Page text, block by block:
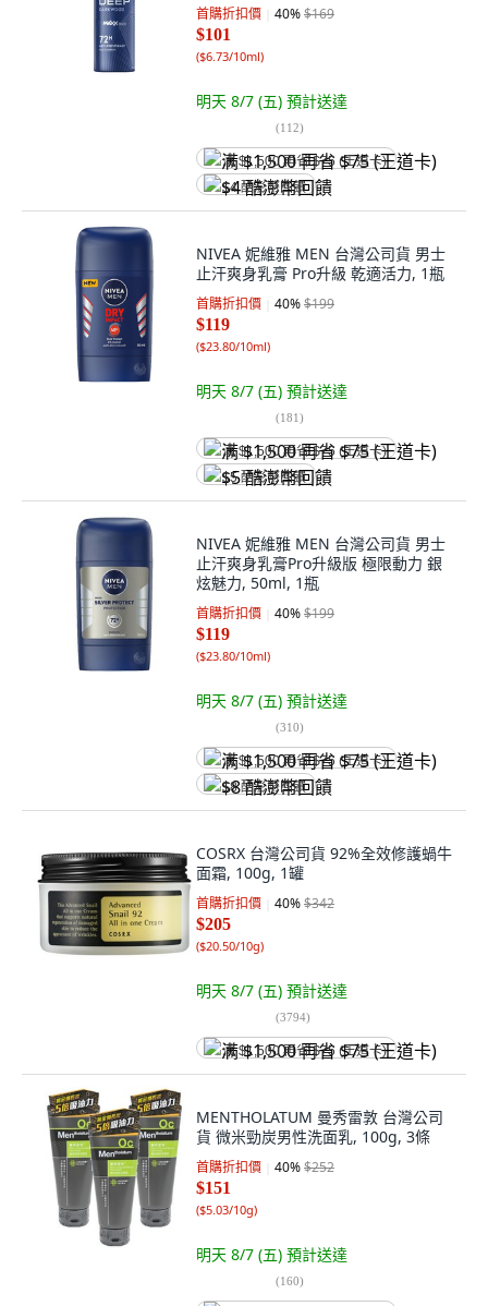
首購折扣價 40%$169
$101
($6.73/10ml)
明天 8/7 (五) 預計送達
(112)
满 $1,500 再省 $75 (王道卡)
$4 酷澎幣回饋
NIVEA 妮維雅 MEN 台灣公司貨 男士
止汗爽身乳膏 Pro升級 乾適活力, 1瓶
首購折扣價 40%$199
$119
($23.80/10ml)
明天 8/7 (五) 預計送達
(181)
满 $1,500 再省 $75 (王道卡)
$5 酷澎幣回饋
NIVEA 妮維雅 MEN 台灣公司貨 男士
止汗爽身乳膏Pro升級版 極限動力 銀
炫魅力, 50ml, 1瓶
首購折扣價 40%$199
$119
($23.80/10ml)
明天 8/7 (五) 預計送達
(310)
满 $1,500 再省 $75 (王道卡)
$8 酷澎幣回饋
COSRX 台灣公司貨 92%全效修護蝸牛
面霜, 100g, 1罐
首購折扣價 40%$342
$205
($20.50/10g)
明天 8/7 (五) 預計送達
(3794)
满 $1,500 再省 $75 (王道卡)
MENTHOLATUM 曼秀雷敦 台灣公司
貨 微米勁炭男性洗面乳, 100g, 3條
首購折扣價 40%$252
$151
($5.03/10g)
明天 8/7 (五) 預計送達
(160)